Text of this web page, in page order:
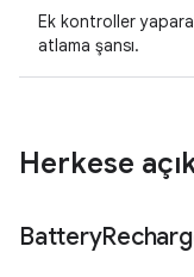
Ek kontroller
atlama şansı.
Herkese
Battery